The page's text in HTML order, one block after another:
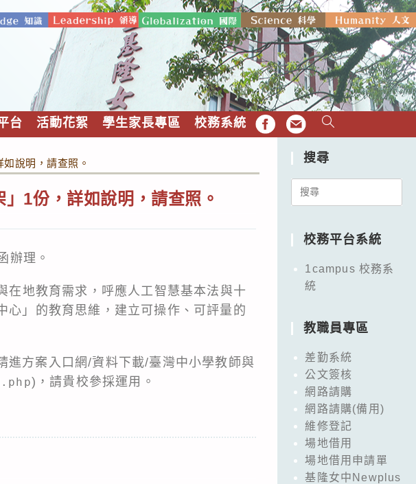
台 活動花絮 學生家長專區 校務系統 FB EMAIL
說明，請查照。
1份，詳如說明，請查照。
辦理。
在地教育需求，呼應人工智慧基本法與十
心」的教育思維，建立可操作、可評量的
進方案入口網/資料下載/臺灣中小學教師與
)，請貴校參採運用。
搜尋
Search
校務平台系統
1campus 校務系
統
教職員專區
差勤系統
公文簽核
網路請購
網路請購(備用)
維修登記
場地借用
場地借用申請單
基隆女中Newplus